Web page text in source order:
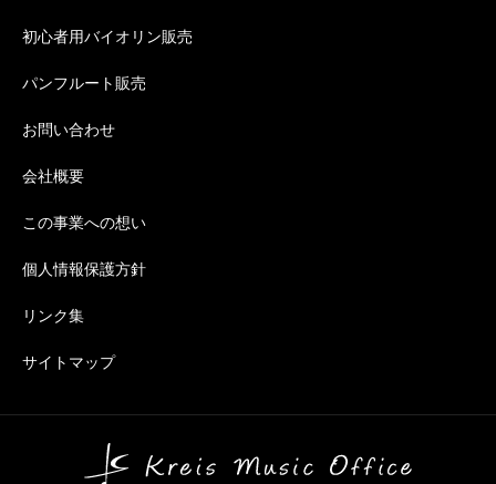
初心者用バイオリン販売
パンフルート販売
お問い合わせ
会社概要
この事業への想い
個人情報保護方針
リンク集
サイトマップ